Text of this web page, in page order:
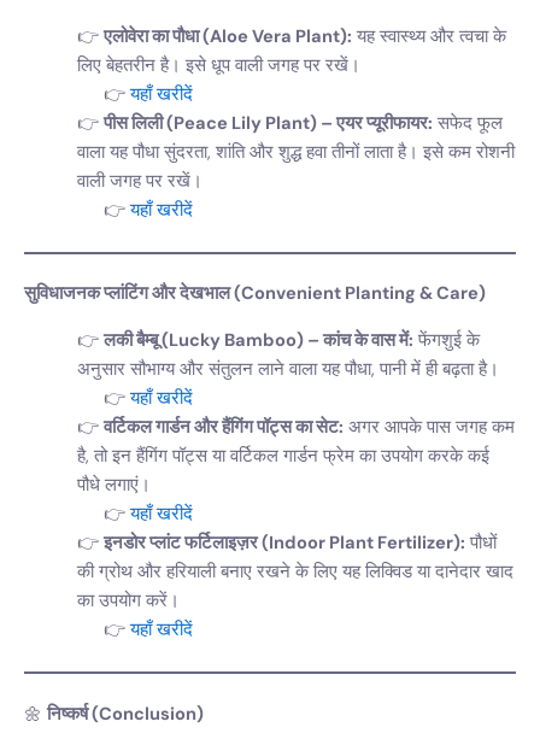
एलोवेरा का पौधा (Aloe Vera Plant): यह स्वास्थ्य और त्वचा के
लिए बेहतरीन है। इसे धूप वाली जगह पर रखें।
यहाँ खरीदें
पीस लिली (Peace Lily Plant) – एयर प्यूरीफायर: सफेद फूल
वाला यह पौधा सुंदरता, शांति और शुद्ध हवा तीनों लाता है। इसे कम रोशनी
वाली जगह पर रखें।
यहाँ खरीदें
सुविधाजनक प्लांटिंग और देखभाल (Convenient Planting & Care)
लकी बैम्बू (Lucky Bamboo) – कांच के वास में: फेंगशुई के
अनुसार सौभाग्य और संतुलन लाने वाला यह पौधा, पानी में ही बढ़ता है।
यहाँ खरीदें
वर्टिकल गार्डन और हैंगिंग पॉट्स का सेट: अगर आपके पास जगह कम
है, तो इन हैंगिंग पॉट्स या वर्टिकल गार्डन फ्रेम का उपयोग करके कई
पौधे लगाएं।
यहाँ खरीदें
इनडोर प्लांट फर्टिलाइज़र (Indoor Plant Fertilizer): पौधों
की ग्रोथ और हरियाली बनाए रखने के लिए यह लिक्विड या दानेदार खाद
का उपयोग करें।
यहाँ खरीदें
🌼 निष्कर्ष (Conclusion)